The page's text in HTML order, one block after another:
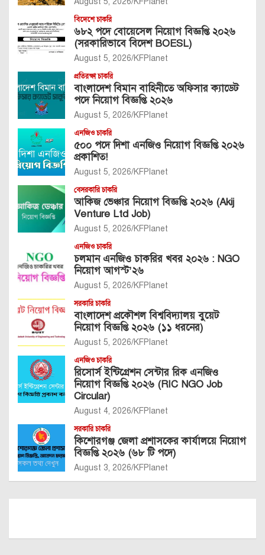
বিদেশে চাকরি
৬৮২ পদে বোয়েসেল নিয়োগ বিজ্ঞপ্তি ২০২৬
(সরকারিভাবে বিদেশ BOESL)
August 5, 2026 KFPlanet
প্রতিরক্ষা চাকরি
বাংলাদেশ বিমান বাহিনীতে অফিসার ক্যাডেট
পদে নিয়োগ বিজ্ঞপ্তি ২০২৬
August 5, 2026 KFPlanet
এনজিও চাকরি
৫০০ পদে দিশা এনজিও নিয়োগ বিজ্ঞপ্তি ২০২৬
প্রকাশিত!
August 5, 2026 KFPlanet
বেসরকারি চাকরি
আকিজ ভেঞ্চার নিয়োগ বিজ্ঞপ্তি ২০২৬ (Akij
Venture Ltd Job)
August 5, 2026 KFPlanet
এনজিও চাকরি
চলমান এনজিও চাকরির খবর ২০২৬ : NGO
নিয়োগ আগস্ট’২৬
August 5, 2026 KFPlanet
সরকারি চাকরি
বাংলাদেশ প্রকৌশল বিশ্ববিদ্যালয় বুয়েট
নিয়োগ বিজ্ঞপ্তি ২০২৬ (১১ ধরনের)
August 5, 2026 KFPlanet
এনজিও চাকরি
রিসোর্স ইন্টিগ্রেশন সেন্টার রিক এনজিও
নিয়োগ বিজ্ঞপ্তি ২০২৬ (RIC NGO Job
Circular)
August 4, 2026 KFPlanet
সরকারি চাকরি
কিশোরগঞ্জ জেলা প্রশাসকের কার্যালয়ে নিয়োগ
বিজ্ঞপ্তি ২০২৬ (৬৮ টি পদে)
August 3, 2026 KFPlanet